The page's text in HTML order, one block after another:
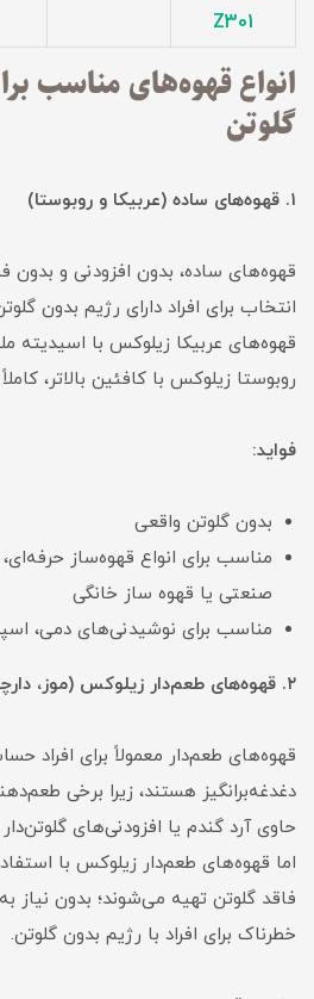
Z301
انواع قهوه‌های مناسب
گلوتن
۱. قهوه‌های ساده (عربیکا و روبوستا)
قهوه‌های ساده، بدون افزودنی و بدون
انتخاب برای افراد دارای رژیم بدون
قهوه‌های عربیکا زیلوکس با اسیدیته
روبوستا زیلوکس با کافئین بالاتر،
فواید:
بدون گلوتن واقعی
مناسب برای انواع قهوه‌ساز
صنعتی یا قهوه ساز خانگی
مناسب برای نوشیدنی‌های دمی،
۲. قهوه‌های طعم‌دار زیلوکس (موز، دارچین، شکلات، وانیل...)
قهوه‌های طعم‌دار معمولاً برای افراد
دغدغه‌برانگیز هستند، زیرا برخی
حاوی آرد گندم یا افزودنی‌های
اما قهوه‌های طعم‌دار زیلوکس با
فاقد گلوتن تهیه می‌شوند؛ بدون نیاز
خطرناک برای افراد با رژیم بدون گلوتن.